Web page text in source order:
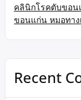
คลินิกโรคตับขอน
ขอนแก่น หมอทา
Recent